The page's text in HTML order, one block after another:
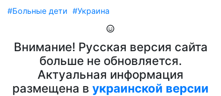
#Больные дети #Украина
Внимание! Русская версия сайта
больше не обновляется.
Актуальная информация
размещена в украинской версии